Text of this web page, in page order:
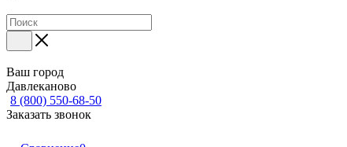
Ваш город
Давлеканово
8 (800) 550-68-50
Заказать звонок